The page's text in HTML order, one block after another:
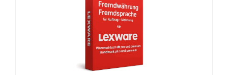
mehrere
Varianten
Optionen
können